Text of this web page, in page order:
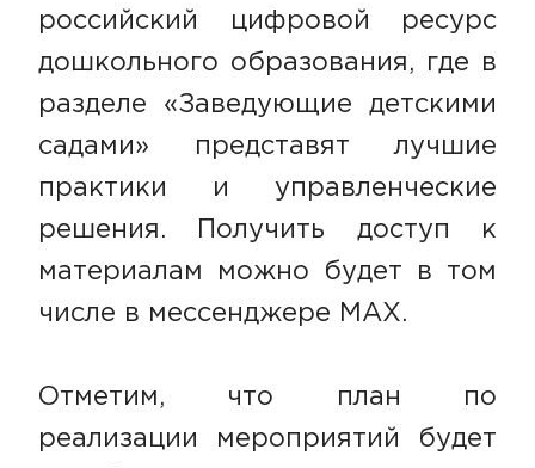
российский цифровой ресурс
дошкольного образования, где в
разделе «Заведующие детскими
садами» представят лучшие
практики и управленческие
решения. Получить доступ к
материалам можно будет в том
числе в мессенджере MAX.
Отметим, что план по
реализации мероприятий будет